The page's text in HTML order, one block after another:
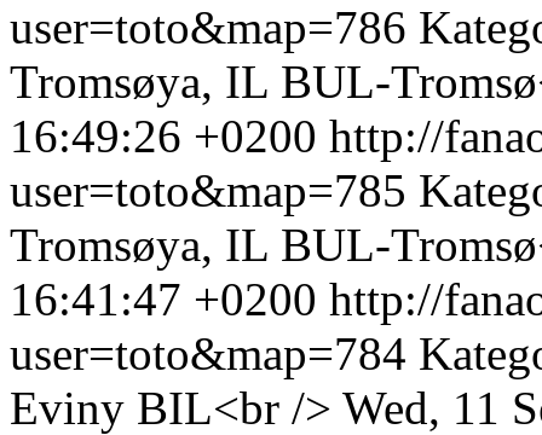
user=toto&map=786
Tromsøya, IL BUL-
16:49:26 +0200 http://
user=toto&map=785
Tromsøya, IL BUL-
16:41:47 +0200 http://
user=toto&map=784
Eviny BIL<br /> Wed, 11